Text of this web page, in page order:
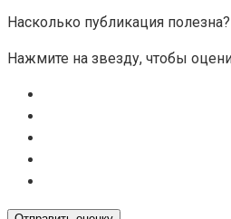
Насколько публикация полезна?
Нажмите на звезду, чтобы